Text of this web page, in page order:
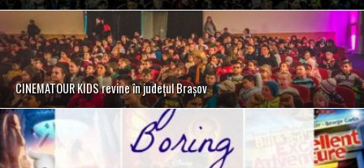
CINEMATOUR KIDS revine în județul Brașov